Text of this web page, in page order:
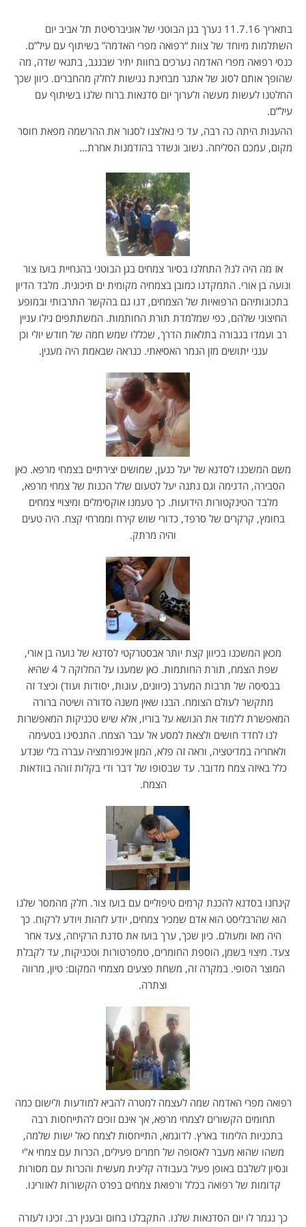
בתאריך 11.7.16 נערך בגן הבוטני של אוניברסיטת תל אביב יום
השתלמות מיוחד של צוות “רפואה מפרי האדמה” בשיתוף עם עיל”ם.
כנסי רפואה מפרי האדמה נערכים בחוות יתיר שבנגב, בתנאי שדה, מה
שהופך אותם לסוג של אתגר מבחינת נגישות לחלק מהחברים. כיוון שכך
החלטנו לעשות מעשה ולערוך יום סדנאות ברוח שלנו בשיתוף עם
עיל”ם.
ההענות היתה כה רבה, עד כי נאלצנו לסגור את ההרשמה מפאת חוסר
מקום, עמכם הסליחה. נשוב ונשדר בהזדמנות אחרת…
אז מה היה לנו? התחלנו בסיור צמחים בגן הבוטני בהנחיית בועז צור
ונועה בן אורי. התמקדנו כמובן בצמחיה מקומית ים תיכונית. מלבד הדיון
בתכונותיהם הרפואיות של הצמחים, דנו גם בהקשר התרבותי ובמופע
החיצוני שלהם, כפי שמלמדת תורת החותמות. המשתתפים גילו עניין
רב ועמדו בגבורה בתלאות הדרך, שכללו שמש חמה של חודש יולי וכן
ענני יתושים מזן הנמר האסיאתי. כנראה שבאמת היה מענין.
משם המשכנו לסדנא של יעל כנען, שמושים יצירתיים בצמחי מרפא. כאן
הסבירה, הדגימה וגם נתנה יעל לטעום שלל הכנות של צמחי מרפא,
מלבד הטינקטורות הידועות. כך טעמנו אוקסימלים ומיצויי צמחים
בחומץ, קרקרים של סרפד, כדורי שוש קירח וממרחי קצח. היה טעים
והיה מרתק.
מכאן המשכנו בכיוון קצת יותר אבסטרקטי לסדנא של נועה בן אורי,
שפת הצמח, תורת החותמות. כאן שמענו על החלוקה ל 4 שהיא
בבסיסה של תרבות המערב (כיוונים, עונות, יסודות ועוד) וכיצד זה
מתקשר לעולם הצומח. הבנו שאין משנה סדורה ושיטה ברורה
המאפשרת ללמוד את הנושא על בוריו, אלא שיש טכניקות המאפשרות
לנו לחדד חושים ולצאת למסע אל עבר הצמח. התנסינו בטעימה
ולאחריה במדיטציה, וראה זה פלא, המון אינפורמציה עברה בלי שנדע
כלל באיזה צמח מדובר. עד שבסופו של דבר ודי בקלות זוהה בוודאות
הצמח.
קינחנו בסדנא להכנת קרמים טיפוליים עם בועז צור. חלק מהמסר שלנו
הוא שהרבליסט הוא אדם שמכיר צמחים, יודע לזהות ויודע לרקוח. כך
היה מאז ומעולם. כיון שכך, ערך בועז את סדנת הרקיחה, צעד אחר
צעד. מיצוי בשמן, הוספת החומרים, טמפרטורות וטכניקות, עד לקבלת
המוצר הסופי. במקרה זה, משחת פצעים מצמחי המקום: טיון, מרווה
וצתרה.
רפואה מפרי האדמה שמה לעצמה למטרה להביא למודעות ולישום כמה
תחומים הקשורים לצמחי מרפא, אך אינם זוכים להתייחסות רבה
בתכניות הלימוד בארץ. לדוגמא, התייחסות לצמח כאל ישות שלמה,
משהו שהוא מעבר לאסופה של חמרים פעילים, הכרות עם צמחי א"י
ונסיון לשלבם באופן פעיל בעבודה קלינית מעשית והכרות עם מסורות
קדומות של רפואה בכלל ורפואת צמחים בפרט הקשורות לאזורינו.
כך נגמר לו יום הסדנאות שלנו. התקבלנו בחום ובענין רב. זכינו לעזרה